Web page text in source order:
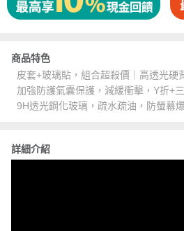
商品特色
皮套+玻璃貼，組合超殺價｜高透光硬
加強防護氣囊保護，減緩衝擊，Y折+
9H透光鋼化玻璃，疏水疏油，防螢幕
詳細介紹